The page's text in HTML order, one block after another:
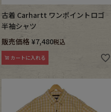
古着 Carhartt ワンポイントロゴ
半袖シャツ
販売価格 ¥7,480税込
カートに入れる